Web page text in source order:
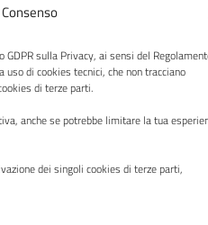
sulla Privacy, ai sensi del
di cookies tecnici, che non tracciano
di terze parti.
anche se potrebbe limitare la tua
dei singoli cookies di terze parti,
Prenotazione
Segnalazione
Richiesta